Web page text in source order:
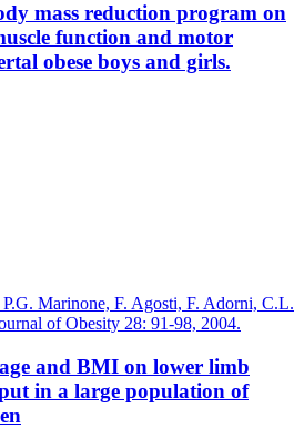
mass reduction program on
function and motor
obese boys and girls.
Marinone, F. Agosti, F. Adorni, C.L.
of Obesity 28: 91-98, 2004.
and BMI on lower limb
in a large population of